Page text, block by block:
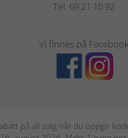
Tel: 69 21 10 92
Vi finnes på Facebook
på all salg når du oppgir